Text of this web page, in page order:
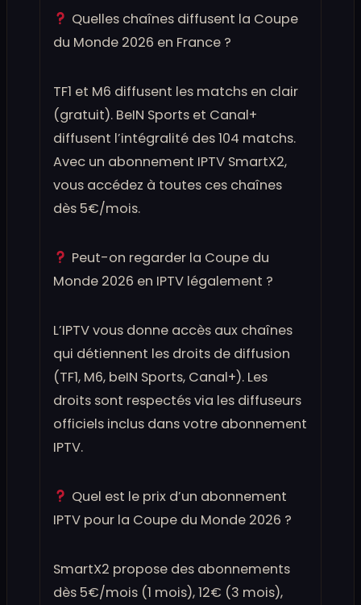
Quelles chaînes diffusent la Coupe
du Monde 2026 en France ?
TF1 et M6 diffusent les matchs en clair
(gratuit). BeIN Sports et Canal+
diffusent l’intégralité des 104 matchs.
Avec un abonnement IPTV SmartX2,
vous accédez à toutes ces chaînes
dès 5€/mois.
Peut-on regarder la Coupe du
Monde 2026 en IPTV légalement ?
L’IPTV vous donne accès aux chaînes
qui détiennent les droits de diffusion
(TF1, M6, beIN Sports, Canal+). Les
droits sont respectés via les diffuseurs
officiels inclus dans votre abonnement
IPTV.
Quel est le prix d’un abonnement
IPTV pour la Coupe du Monde 2026 ?
SmartX2 propose des abonnements
dès 5€/mois (1 mois), 12€ (3 mois),